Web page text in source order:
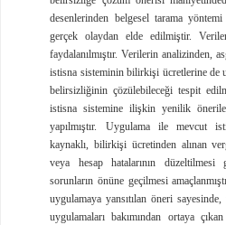
desenlerinden belgesel tarama
gerçek olaydan elde edilmiştir.
faydalanılmıştır. Verilerin analizinden,
istisna sisteminin bilirkişi ücretlerine de
belirsizliğinin çözülebileceği tespit
istisna sistemine ilişkin yenilik
yapılmıştır. Uygulama ile mevcut
kaynaklı, bilirkişi ücretinden alınan
veya hesap hatalarının düzeltilmesi
sorunların önüne geçilmesi
uygulamaya yansıtılan öneri
uygulamaları bakımından ortaya